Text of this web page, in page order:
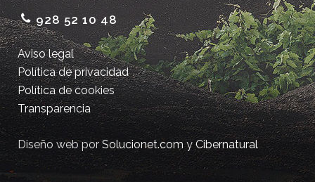
928 52 10 48
Aviso legal
Política de privacidad
Política de cookies
Transparencia
Diseño web porSolucionet.comyCibernatural